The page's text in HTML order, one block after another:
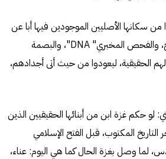
سكانها الأصليين الموجودين فيها أبا عن
جد، أي ليسوا غزازوة أقحاح، والفحص المخبري" DNA"، والبصمة
الحقيقية، ليعودوا من حيث أتى أجدادهم،
لو حكم غزة ابن من أبنائها الحقيقيين الذين
المكتوب، قبل الفتح الإسلامي
لما وصل بغزة الحال كما هي اليوم: عناء،